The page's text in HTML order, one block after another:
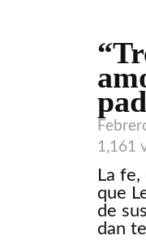
VIDEO
1,161
La
que
de
dan